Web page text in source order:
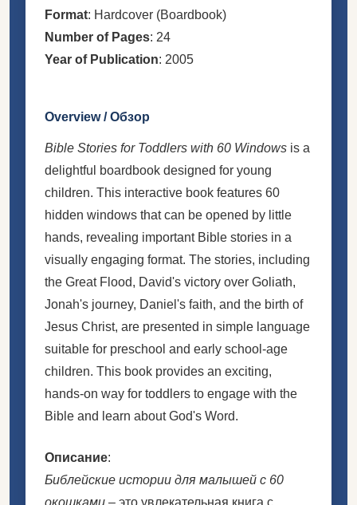
Format: Hardcover (Boardbook)
Number of Pages: 24
Year of Publication: 2005
Overview / Обзор
Bible Stories for Toddlers with 60 Windows is a
delightful boardbook designed for young
children. This interactive book features 60
hidden windows that can be opened by little
hands, revealing important Bible stories in a
visually engaging format. The stories, including
the Great Flood, David's victory over Goliath,
Jonah's journey, Daniel's faith, and the birth of
Jesus Christ, are presented in simple language
suitable for preschool and early school-age
children. This book provides an exciting,
hands-on way for toddlers to engage with the
Bible and learn about God's Word.
Описание:
Библейские истории для малышей с 60
окошками – это увлекательная книга с